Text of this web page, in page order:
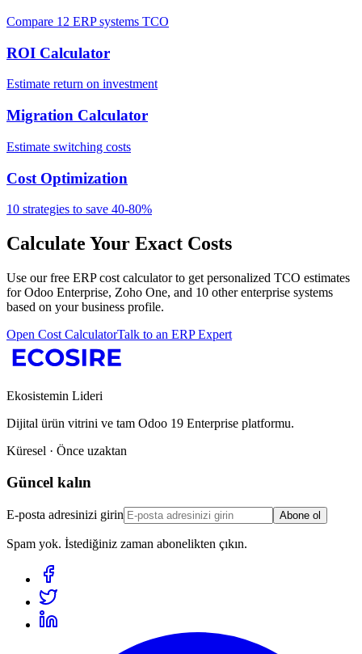
Compare 12 ERP systems TCO
ROI Calculator
Estimate return on investment
Migration Calculator
Estimate switching costs
Cost Optimization
10 strategies to save 40-80%
Calculate Your Exact Costs
Use our free ERP cost calculator to get personalized TCO estimates
forOdoo Enterprise, Zoho One, and 10 other enterprise systems
based on your business profile.
Open Cost CalculatorTalk to an ERP Expert
Ekosistemin Lideri
Dijital ürün vitrini ve tam Odoo 19 Enterprise platformu.
Küresel · Önce uzaktan
Güncel kalın
E-posta adresinizi girin Abone ol
Spam yok. İstediğiniz zaman abonelikten çıkın.